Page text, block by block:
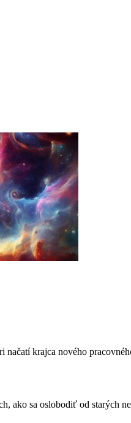
krajca nového
ako sa oslobodiť od starých